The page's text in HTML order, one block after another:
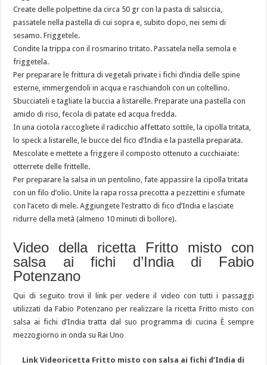
Create delle polpettine da circa 50 gr con la pasta di salsiccia,
passatele nella pastella di cui sopra e, subito dopo, nei semi di
sesamo. Friggetele.
Condite la trippa con il rosmarino tritato. Passatela nella semola e
friggetela.
Per preparare le frittura di vegetali private i fichi d’india delle spine
esterne, immergendoli in acqua e raschiandoli con un coltellino.
Sbucciateli e tagliate la buccia a listarelle. Preparate una pastella con
amido di riso, fecola di patate ed acqua fredda.
In una ciotola raccogliete il radicchio affettato sottile, la cipolla tritata,
lo speck a listarelle, le bucce del fico d’India e la pastella preparata.
Mescolate e mettete a friggere il composto ottenuto a cucchiaiate:
otterrete delle frittelle.
Per preparare la salsa in un pentolino, fate appassire la cipolla tritata
con un filo d’olio. Unite la rapa rossa precotta a pezzettini e sfumate
con l’aceto di mele. Aggiungete l’estratto di fico d’India e lasciate
ridurre della metà (almeno 10 minuti di bollore).
Video della ricetta Fritto misto con
salsa ai fichi d’India di Fabio
Potenzano
Qui di seguito trovi il link per vedere il video con tutti i passaggi
utilizzati da Fabio Potenzano per realizzare la ricetta Fritto misto con
salsa ai fichi d’India tratta dal suo programma di cucina È sempre
mezzogiorno in onda su Rai Uno
Link Videoricetta Fritto misto con salsa ai fichi d’India di